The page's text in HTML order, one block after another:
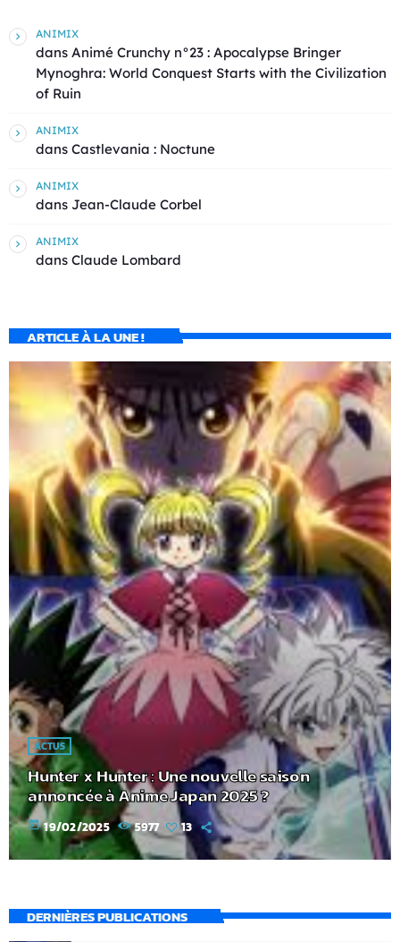
ANIMIX
dans Animé Crunchy n°23 : Apocalypse Bringer
Mynoghra: World Conquest Starts with the Civilization
of Ruin
ANIMIX
dans Castlevania : Noctune
ANIMIX
dans Jean-Claude Corbel
ANIMIX
dans Claude Lombard
ARTICLE À LA UNE !
ACTUS
Hunter x Hunter : Une nouvelle saison
annoncée à Anime Japan 2025 ?
today 19/02/2025 5977 13
DERNIÈRES PUBLICATIONS